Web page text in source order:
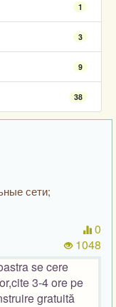
1
3
9
38
сети;
0
1048
se cere
3-4 ore pe
gratuită